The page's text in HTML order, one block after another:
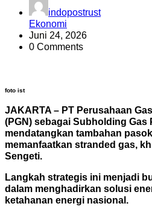
indopostrust
Ekonomi
Juni 24, 2026
0 Comments
foto ist
JAKARTA – PT Perusahaan
(PGN) sebagai Subholding Gas
mendatangkan tambahan
memanfaatkan stranded gas,
Sengeti.
Langkah strategis ini menjadi
dalam menghadirkan solusi
ketahanan energi nasional.